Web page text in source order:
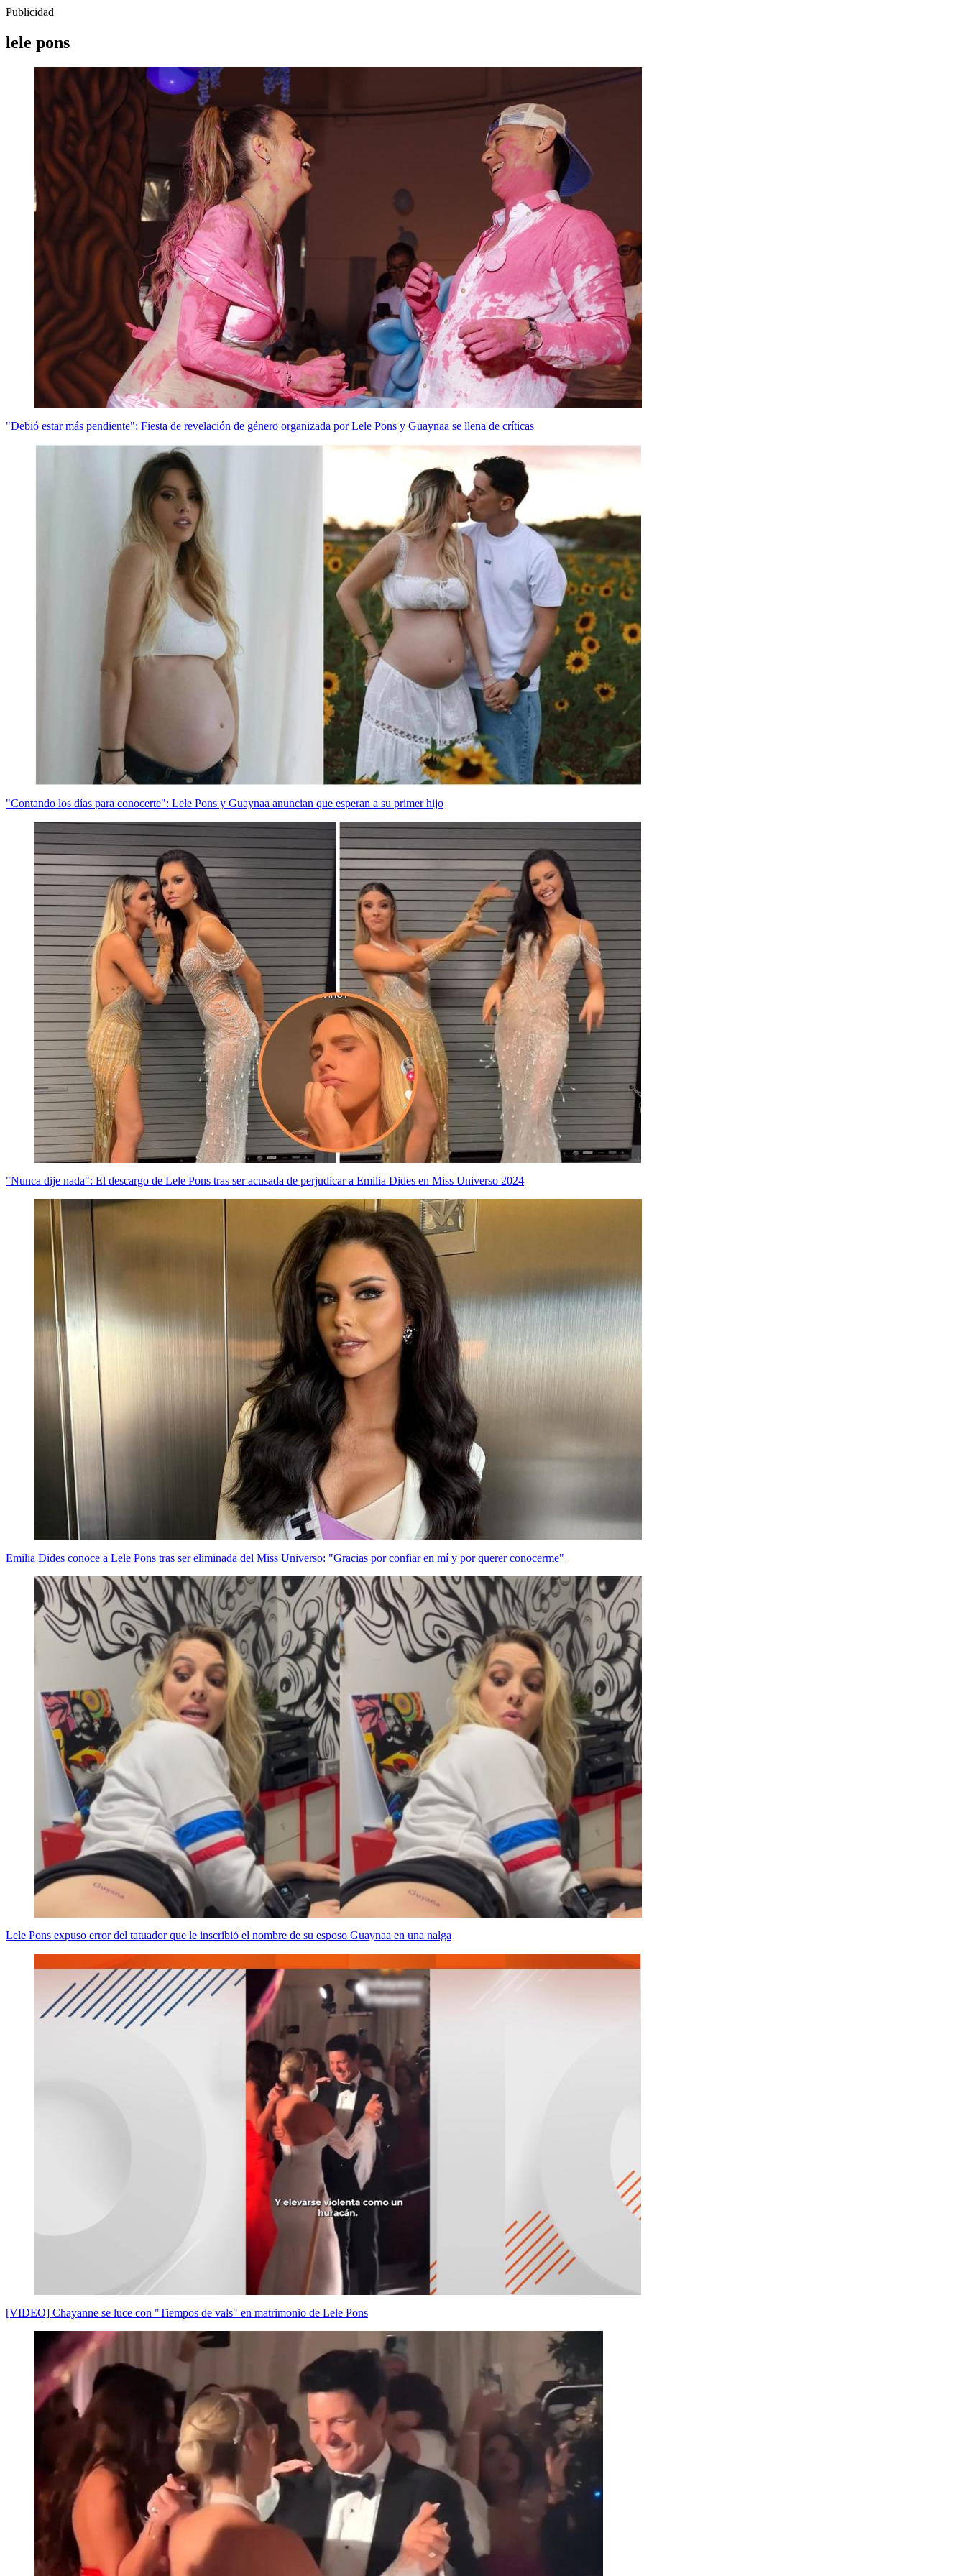
Publicidad
lele pons
"Debió estar más pendiente": Fiesta de revelación de género organizada por Lele Pons y Guaynaa se llena de críticas
"Contando los días para conocerte": Lele Pons y Guaynaa anuncian que esperan a su primer hijo
"Nunca dije nada": El descargo de Lele Pons tras ser acusada de perjudicar a Emilia Dides en Miss Universo 2024
Emilia Dides conoce a Lele Pons tras ser eliminada del Miss Universo: "Gracias por confiar en mí y por querer conocerme"
Lele Pons expuso error del tatuador que le inscribió el nombre de su esposo Guaynaa en una nalga
[VIDEO] Chayanne se luce con "Tiempos de vals" en matrimonio de Lele Pons